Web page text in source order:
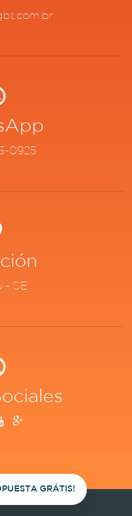
0925
- SE
GRÁTIS!